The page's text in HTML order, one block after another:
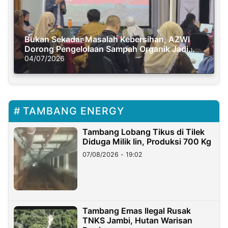
Bukan Sekadar Masalah Kebersihan, AZWI
Dorong Pengelolaan Sampah Organik Jadi
Solusi Krisis Iklim
04/07/2026
TAMBANG ENERGY
Tambang Lobang Tikus di Tilek
Diduga Milik Iin, Produksi 700 Kg
07/08/2026 - 19:02
Tambang Emas Ilegal Rusak
TNKS Jambi, Hutan Warisan